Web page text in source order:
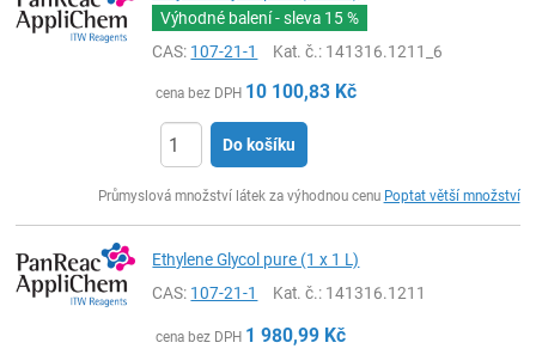
Výhodné balení - sleva 15 %
CAS: 107-21-1 Kat. č.: 141316.1211_6
cena bez DPH 10 100,83 Kč
Do košíku
Průmyslová množství látek za výhodnou cenu Poptat větší množství
Ethylene Glycol pure (1 x 1 L)
CAS: 107-21-1 Kat. č.: 141316.1211
cena bez DPH 1 980,99 Kč